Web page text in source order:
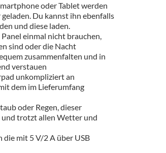
oder Tablet werden
Du kannst ihn ebenfalls
und diese laden.
einmal nicht brauchen,
sind oder die Nacht
zusammenfalten und in
verstauen
unkompliziert an
dem im Lieferumfang
oder Regen, dieser
trotzt allen Wetter und
die mit 5 V/2 A über USB